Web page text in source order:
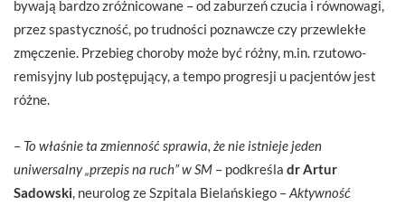
bywają bardzo zróżnicowane – od zaburzeń czucia i równowagi,
przez spastyczność, po trudności poznawcze czy przewlekłe
zmęczenie. Przebieg choroby może być różny, m.in. rzutowo-
remisyjny lub postępujący, a tempo progresji u pacjentów jest
różne.
– To właśnie ta zmienność sprawia, że nie istnieje jeden
uniwersalny „przepis na ruch” w SM – podkreśla dr Artur
Sadowski , neurolog ze Szpitala Bielańskiego –Aktywność